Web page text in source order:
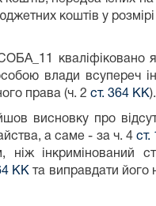
коштів у
влади всупереч
права (ч. 2 ст. 364 КК).
висновку про
а саме - за ч. 4ст.
інкримінований
КК та виправдати його